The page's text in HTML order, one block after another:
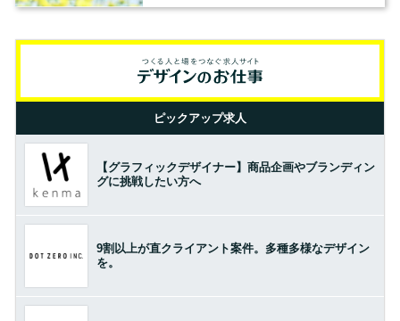
ピックアップ求人
【グラフィックデザイナー】商品企画やブランディン
グに挑戦したい方へ
9割以上が直クライアント案件。多種多様なデザイン
を。